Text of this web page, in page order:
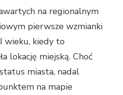
na regionalnym
pierwsze wzmianki
wieku, kiedy to
lokację miejską. Choć
miasta, nadal
na mapie